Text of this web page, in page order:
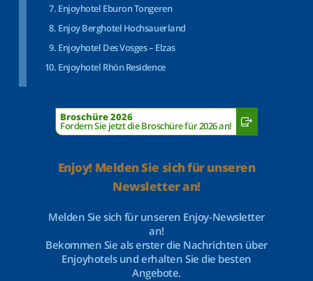
Enjoyhotel Eburon Tongeren
Enjoy Berghotel Hochsauerland
Enjoyhotel Des Vosges – Elzas
Enjoyhotel Rhön Residence
Broschüre 2026
Fordern Sie jetzt die Broschüre für 2026 an!
Enjoy! Melden Sie sich für unseren
Newsletter an!
Melden Sie sich für unseren Enjoy-Newsletter
an!
Bekommen Sie als erster die Nachrichten über
Enjoyhotels und erhalten Sie die besten
Angebote.